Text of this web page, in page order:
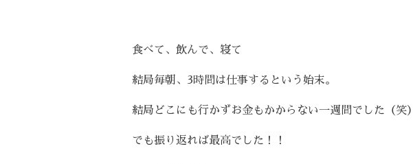
食べて、飲んで、寝て
結局毎朝、 3時間は仕事するという始末。
結局どこにも行かずお金もかからない一週間でした（笑）
でも振り返れば最高でした！！